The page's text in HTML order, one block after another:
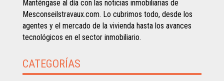
Manténgase al día con las noticias inmobiliarias de
Mesconseilstravaux.com. Lo cubrimos todo, desde los
agentes y el mercado de la vivienda hasta los avances
tecnológicos en el sector inmobiliario.
CATEGORÍAS